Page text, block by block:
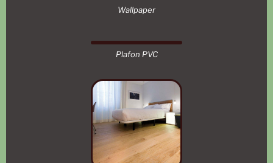
Wallpaper
Plafon PVC